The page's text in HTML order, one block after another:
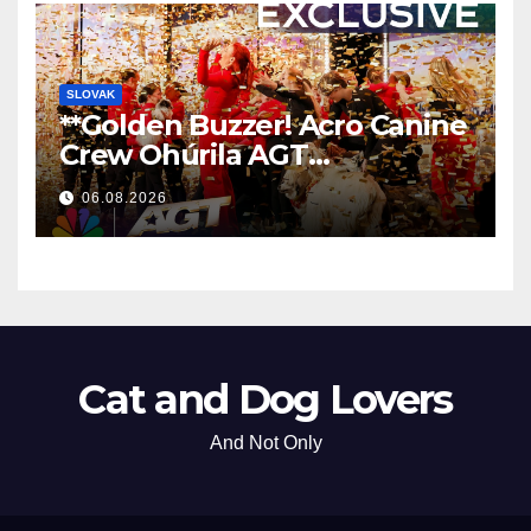
SLOVAK
**Golden Buzzer! Acro Canine
Crew Ohúrila AGT
Nezabudnuteľným
Vystúpením
**
06.08.2026
Cat and Dog Lovers
And Not Only